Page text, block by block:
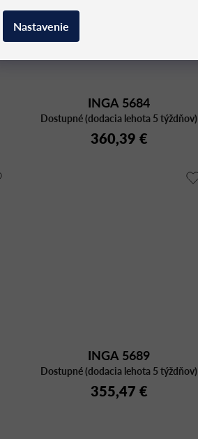
Nastavenie
INGA 5684
Dostupné (dodacia lehota 5 týždňov)
360,39 €
INGA 5689
Dostupné (dodacia lehota 5 týždňov)
355,47 €